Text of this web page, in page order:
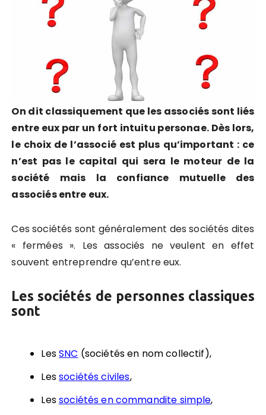
On dit classiquement que les associés sont liés
entre eux par un fort intuitu personae. Dès lors,
le choix de l’associé est plus qu’important : ce
n’est pas le capital qui sera le moteur de la
société mais la confiance mutuelle des
associés entre eux.
Ces sociétés sont généralement des sociétés dites
« fermées ». Les associés ne veulent en effet
souvent entreprendre qu’entre eux.
Les sociétés de personnes classiques
sont
LesSNC (sociétés en nom collectif),
Lessociétés civiles,
Lessociétés en commandite simple,